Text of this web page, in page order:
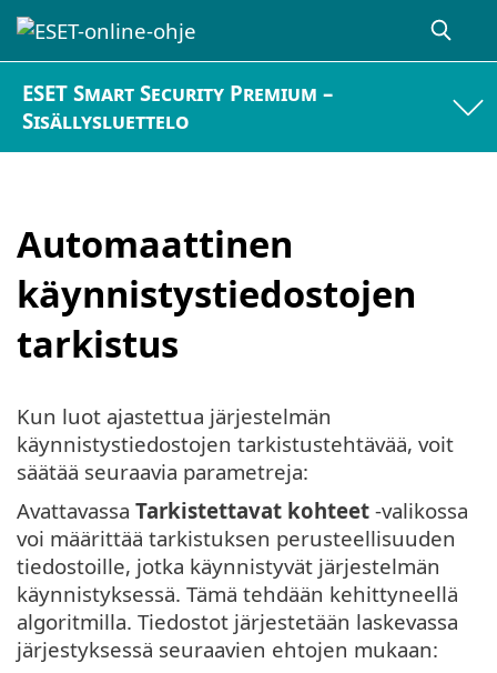
ESET Smart Security Premium –
Sisällysluettelo
Automaattinen
käynnistystiedostojen
tarkistus
Kun luot ajastettua järjestelmän
käynnistystiedostojen tarkistustehtävää, voit
säätää seuraavia parametreja:
Avattavassa Tarkistettavat kohteet -valikossa
voi määrittää tarkistuksen perusteellisuuden
tiedostoille, jotka käynnistyvät järjestelmän
käynnistyksessä. Tämä tehdään kehittyneellä
algoritmilla. Tiedostot järjestetään laskevassa
järjestyksessä seuraavien ehtojen mukaan: